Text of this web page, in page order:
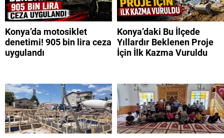
Konya’da motosiklet
denetimi! 905 bin lira ceza
uygulandı
Konya’daki Bu İlçede
Yıllardır Beklenen Proje
İçin İlk Kazma Vuruldu